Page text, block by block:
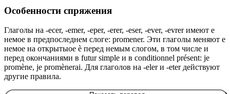
Особенности спряжения
Глаголы на -ecer, -emer, -eper, -erer, -eser, -ever, -evrer имеют e
немое в предпоследнем слоге: promener. Эти глаголы меняют e
немое на открытыое è перед немым слогом, в том числе и
перед окончаниями в futur simple и в conditionnel présent: je
promène, je promènerai. Для глаголов на -eler и -eter действуют
другие правила.